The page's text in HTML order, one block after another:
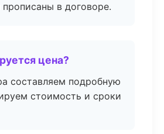
прописаны в договоре.
цена?
составляем подробную
стоимость и сроки